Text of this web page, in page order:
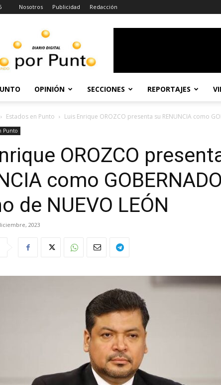
Nosotros Publicidad Redacción
Punto
OPINIÓN SECCIONES REPORTAJES
Estados en Punto Luis Enrique OROZCO presenta su RENUNCIA como
Punto
OROZCO
como
de NUEVO LEÓN
2023